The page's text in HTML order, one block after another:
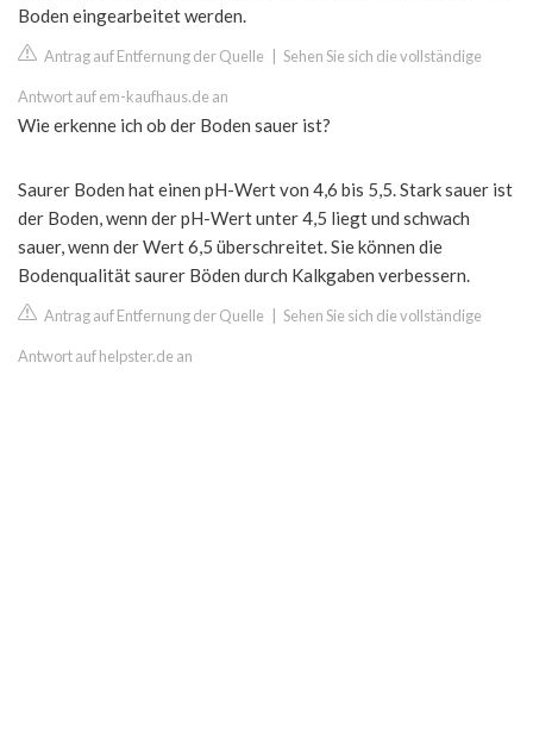
Boden eingearbeitet werden.
Antrag auf Entfernung der Quelle Sehen Sie sich die vollständige
Antwort auf em-kaufhaus.de an
Wie erkenne ich ob der Boden sauer ist?
Saurer Boden hat einen pH-Wert von 4,6 bis 5,5. Stark sauer ist
der Boden, wenn der pH-Wert unter 4,5 liegt und schwach
sauer, wenn der Wert 6,5 überschreitet. Sie können die
Bodenqualität saurer Böden durch Kalkgaben verbessern.
Antrag auf Entfernung der Quelle Sehen Sie sich die vollständige
Antwort auf helpster.de an